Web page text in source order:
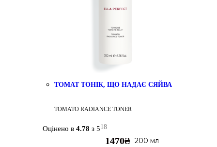
ТОМАТ ТОНІК, ЩО НАДАЄ СЯЙВА
TOMATO RADIANCE TONER
Оцінено в 4.78 з 518
200 мл
1470₴